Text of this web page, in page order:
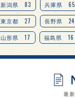
新潟県 83 兵庫県 65
東京都 27 長野県 24
山形県 17 福島県 16
愛知県 14 宮城県 14
オピニオンリーダーの視点
最